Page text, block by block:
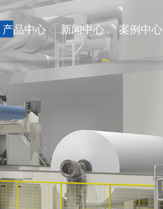
产品中心 新闻中心 案例中心